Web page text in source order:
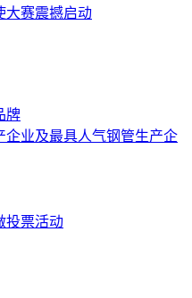
大赛震撼启动
牌
企业及最具人气钢管生产企
投票活动